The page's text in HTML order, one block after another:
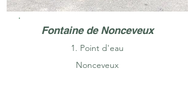
Fontaine de Nonceveux
1. Point d'eau
Nonceveux